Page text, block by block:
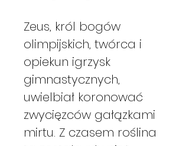
Zeus, król bogów
olimpijskich, twórca i
opiekun igrzysk
gimnastycznych,
uwielbiał koronować
zwycięzców gałązkami
mirtu. Z czasem roślina